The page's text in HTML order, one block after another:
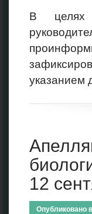
В целях
указанием
12
Опубликовано в